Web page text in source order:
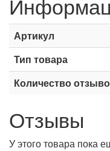
Артикул
Тип товара
Количество
Отзывы
У этого товара пока